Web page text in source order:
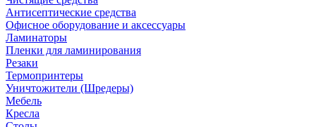
Антисептические средства
Офисное оборудование и аксессуары
Ламинаторы
Пленки для ламинирования
Резаки
Термопринтеры
Уничтожители (Шредеры)
Мебель
Кресла